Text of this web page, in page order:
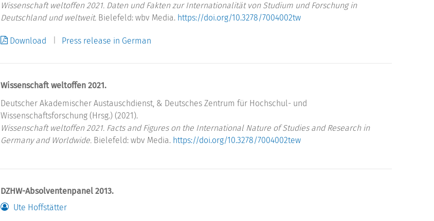
Wissenschaft weltoffen 2021. Daten und Fakten zur Internationalität von Studium und Forschung in
Deutschland und weltweit. Bielefeld: wbv Media. https://doi.org/10.3278/7004002tw
Download Press release in German
Wissenschaft weltoffen 2021.
Deutscher Akademischer Austauschdienst, & Deutsches Zentrum für Hochschul- und
Wissenschaftsforschung (Hrsg.) (2021).
Wissenschaft weltoffen 2021. Facts and Figures on the International Nature of Studies and Research in
Germany and Worldwide. Bielefeld: wbv Media. https://doi.org/10.3278/7004002tew
DZHW-Absolventenpanel 2013.
Ute Hoffstätter